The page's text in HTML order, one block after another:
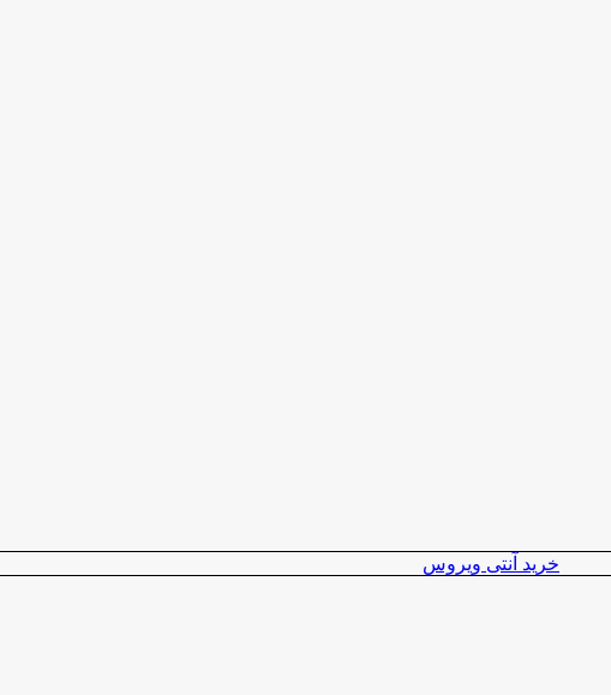
خرید آنتی ویروس